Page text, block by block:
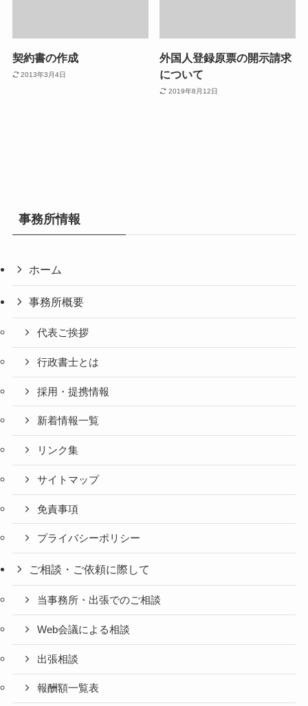
契約書の作成
2013年3月4日
外国人登録原票の開示請求
について
2019年8月12日
事務所情報
ホーム
事務所概要
代表ご挨拶
行政書士とは
採用・提携情報
新着情報一覧
リンク集
サイトマップ
免責事項
プライバシーポリシー
ご相談・ご依頼に際して
当事務所・出張でのご相談
Web会議による相談
出張相談
報酬額一覧表